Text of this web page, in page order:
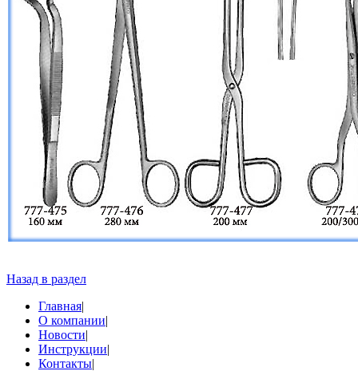
Назад в раздел
Главная|
О компании|
Новости|
Инструкции|
Контакты|